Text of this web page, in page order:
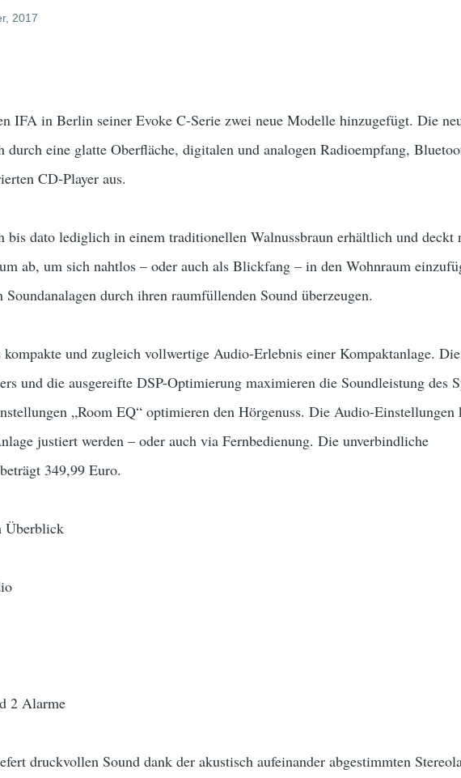
2017
IFA in Berlin seiner Evoke C-Serie zwei neue Modelle hinzugefügt. Die
durch eine glatte Oberfläche, digitalen und analogen Radioempfang,
CD-Player aus.
bis dato lediglich in einem traditionellen Walnussbraun erhältlich und deckt
ab, um sich nahtlos – oder auch als Blickfang – in den Wohnraum
durch ihren raumfüllenden Sound überzeugen.
und zugleich vollwertige Audio-Erlebnis einer Kompaktanlage.
und die ausgereifte DSP-Optimierung maximieren die Soundleistung des
„Room EQ“ optimieren den Hörgenuss. Die Audio-Einstellungen
justiert werden – oder auch via Fernbedienung. Die unverbindliche
349,99 Euro.
Überblick
2 Alarme
druckvollen Sound dank der akustisch aufeinander abgestimmten